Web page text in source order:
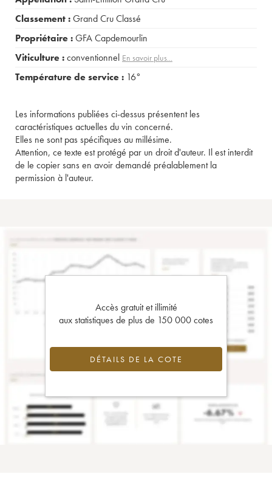
Classement :Grand Cru Classé
Propriétaire :GFA Capdemourlin
Viticulture :conventionnel En savoir plus...
Température de service : 16°
Les informations publiées ci-dessus présentent les
caractéristiques actuelles du vin concerné.
Elles ne sont pas spécifiques au millésime.
Attention, ce texte est protégé par un droit d'auteur. Il est interdit
de le copier sans en avoir demandé préalablement la
permission à l'auteur.
Accès gratuit et illimité
aux statistiques de plus de 150 000 cotes
DÉTAILS DE LA COTE